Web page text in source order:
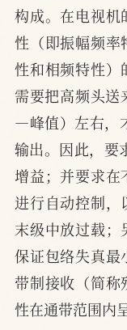
构成。在电视机
性（即振幅频率
性和相频特性）
需要把高频头
—峰值）左右，
输出。因此，要
增益；并要求
进行自动控制，
末级中放过载；
保证包络失真最
带制接收（简称
性在通带范围内